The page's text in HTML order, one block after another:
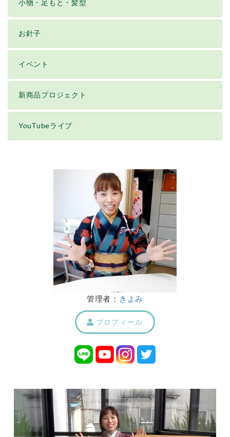
小物・足もと・髪型
お針子
イベント
新商品プロジェクト
YouTubeライブ
管理者： きよみ
プロフィール